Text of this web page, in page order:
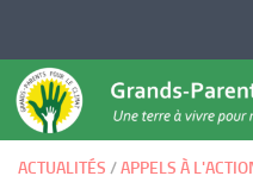
ACTUALITÉS /APPELS À